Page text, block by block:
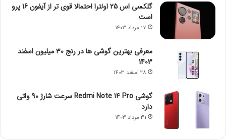
گلکسی اس 25 اولترا احتمالا قوی تر از آیفون 16 پرو
است
17 مرداد 1403
معرفی بهترین گوشی ها در رنج ۳۰ میلیون اسفند
1403
28 اسفند 1403
گوشی Redmi Note 14 Pro سرعت شارژ 90 واتی
دارد
31 مرداد 1403